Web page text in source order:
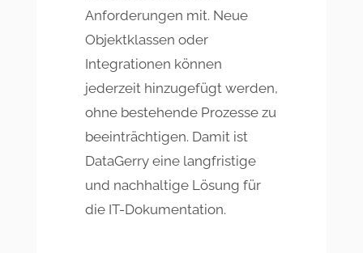
Anforderungen mit. Neue
Objektklassen oder
Integrationen können
jederzeit hinzugefügt werden,
ohne bestehende Prozesse zu
beeinträchtigen. Damit ist
DataGerry eine langfristige
und nachhaltige Lösung für
die IT-Dokumentation.